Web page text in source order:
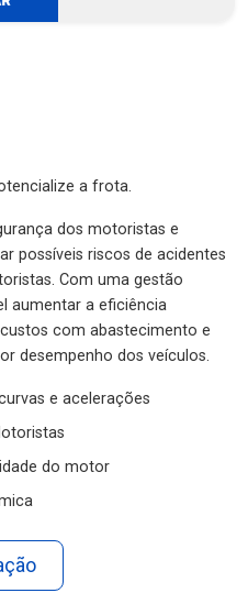
a frota.
dos motoristas e
possíveis riscos de acidentes
Com uma gestão
aumentar a eficiência
com abastecimento e
desempenho dos veículos.
e acelerações
do motor